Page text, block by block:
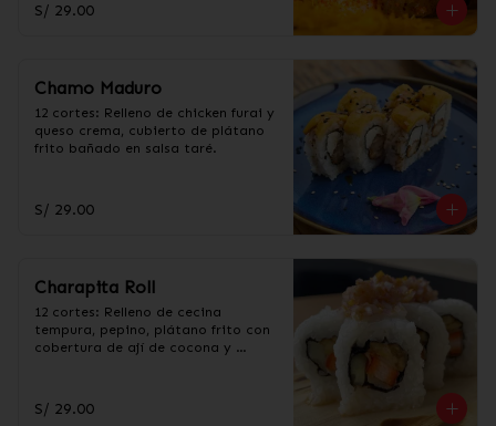
S/ 29.00
Chamo Maduro
12 cortes: Relleno de chicken furai y
queso crema, cubierto de plátano
frito bañado en salsa taré.
S/ 29.00
Charapita Roll
12 cortes: Relleno de cecina
tempura, pepino, plátano frito con
cobertura de ají de cocona y
S/ 29.00